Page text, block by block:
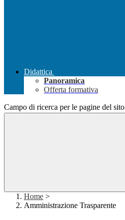
Didattica
Panoramica
Offerta formativa
Campo di ricerca per le pagine del sito
Home >
Amministrazione Trasparente